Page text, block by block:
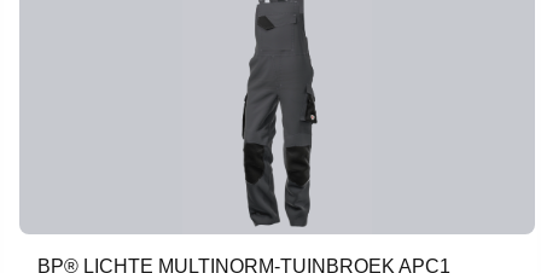
BP® LICHTE MULTINORM-TUINBROEK APC1